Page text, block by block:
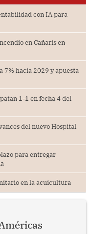
con IA para
en Cañaris en
7% hacia 2029 y apuesta
1-1 en fecha 4 del
del nuevo Hospital
para entregar
en la acuicultura